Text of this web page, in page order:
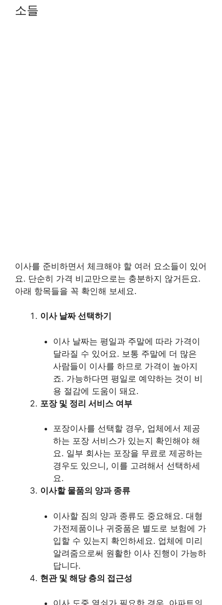
소들
이사를 준비하면서 체크해야 할 여러 요소들이 있어
요. 단순히 가격 비교만으로는 충분하지 않거든요.
아래 항목들을 꼭 확인해 보세요.
이사 날짜 선택하기
이사 날짜는 평일과 주말에 따라 가격이
달라질 수 있어요. 보통 주말에 더 많은
사람들이 이사를 하므로 가격이 높아지
죠. 가능하다면 평일로 예약하는 것이 비
용 절감에 도움이 돼요.
포장 및 정리 서비스 여부
포장이사를 선택할 경우, 업체에서 제공
하는 포장 서비스가 있는지 확인해야 해
요. 일부 회사는 포장을 무료로 제공하는
경우도 있으니, 이를 고려해서 선택하세
요.
이사할 물품의 양과 종류
이사할 짐의 양과 종류도 중요해요. 대형
가전제품이나 귀중품은 별도로 보험에 가
입할 수 있는지 확인하세요. 업체에 미리
알려줌으로써 원활한 이사 진행이 가능하
답니다.
현관 및 해당 층의 접근성